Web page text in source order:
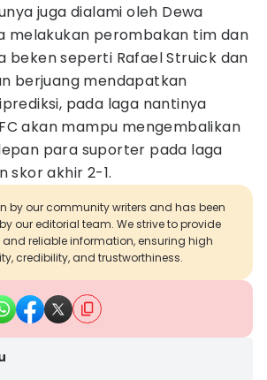
juga dialami oleh Dewa
melakukan perombakan tim dan
beken seperti Rafael Struick dan
berjuang mendapatkan
pada laga nantinya
akan mampu mengembalikan
para suporter pada laga
skor akhir 2-1.
by our community writers and has been
our editorial team. We strive to provide
reliable information, ensuring high
credibility, and trustworthiness.